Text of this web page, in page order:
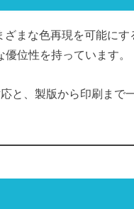
まな色再現を可能にす
位性を持っています。
と、製版から印刷まで